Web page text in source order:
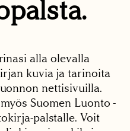
alla olevalla
kuvia ja tarinoita
nettisivuilla.
Suomen Luonto -
palstalle. Voit